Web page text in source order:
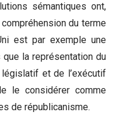
sémantiques ont,
du terme
est par exemple une
que la représentation du
et de l’exécutif
le considérer comme
de républicanisme.